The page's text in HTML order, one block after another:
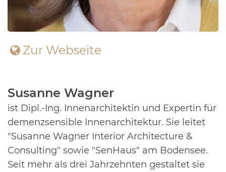
Zur Webseite
Susanne Wagner
ist Dipl.-Ing. Innenarchitektin und Expertin für
demenzsensible Innenarchitektur. Sie leitet
"Susanne Wagner Interior Architecture &
Consulting" sowie "SenHaus" am Bodensee.
Seit mehr als drei Jahrzehnten gestaltet sie